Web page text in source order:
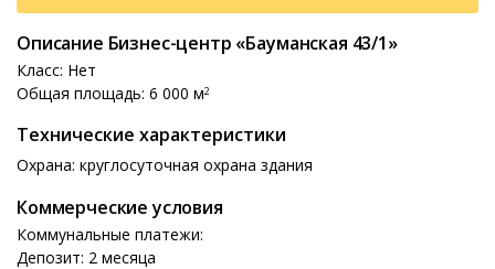
Описание Бизнес-центр «Бауманская 43/1»
Класс: Нет
Общая площадь: 6 000 м2
Технические характеристики
Охрана: круглосуточная охрана здания
Коммерческие условия
Коммунальные платежи:
Депозит: 2 месяца